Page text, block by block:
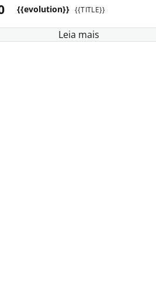
{{evolution}} {{TITLE}}
Leia mais